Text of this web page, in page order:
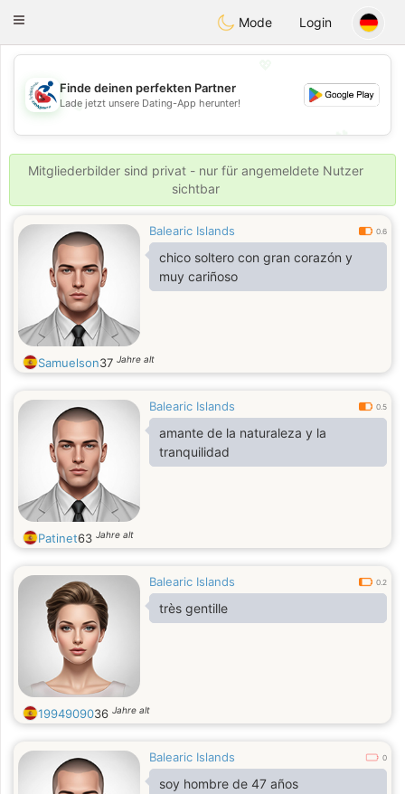
Handi Space
Toggle
Mode Login
💖
💕
Finde deinen perfekten Partner
Lade jetzt unsere Dating-App herunter!
Mitgliederbilder sind privat - nur für angemeldete Nutzer
sichtbar
Balearic Islands 0.6
chico soltero con gran corazón y
muy cariñoso
Samuelson37 Jahre alt
Balearic Islands 0.5
amante de la naturaleza y la
tranquilidad
Patinet63 Jahre alt
Balearic Islands 0.2
très gentille
1994909036 Jahre alt
Balearic Islands 0
soy hombre de 47 años